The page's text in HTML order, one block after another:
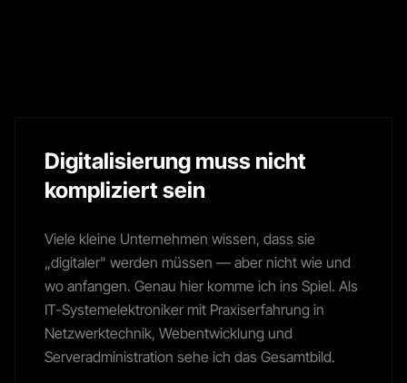
Digitalisierung muss nicht
kompliziert sein
Viele kleine Unternehmen wissen, dass sie
„digitaler" werden müssen — aber nicht wie und
wo anfangen. Genau hier komme ich ins Spiel. Als
IT-Systemelektroniker mit Praxiserfahrung in
Netzwerktechnik, Webentwicklung und
Serveradministration sehe ich das Gesamtbild.